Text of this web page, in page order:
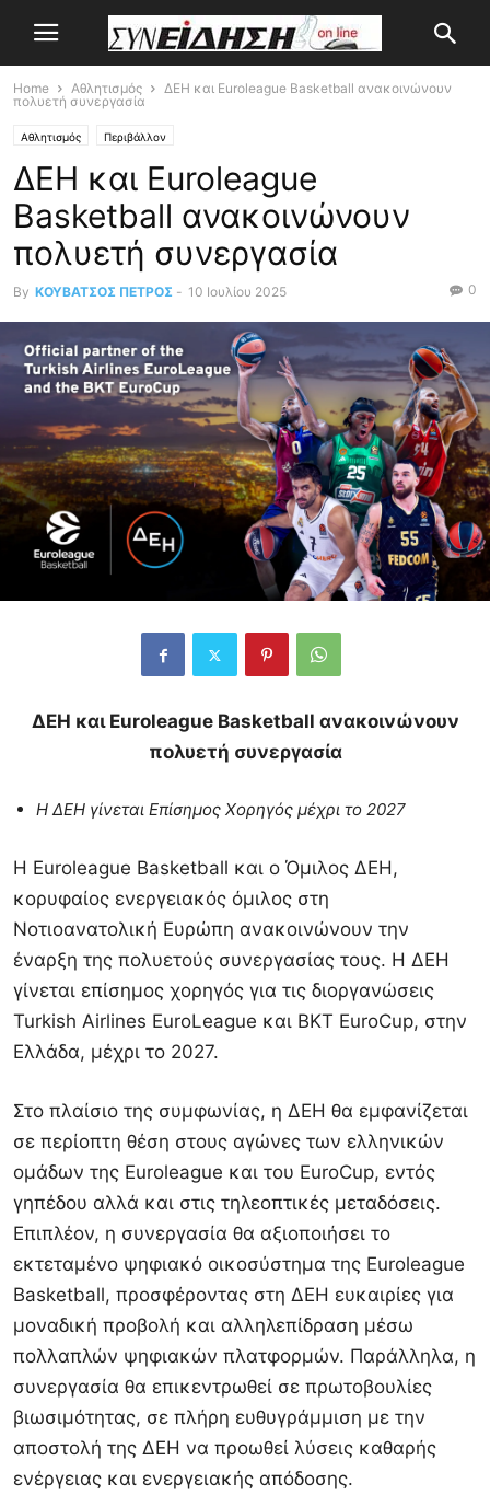
Home Αθλητισμός
ΔΕΗ και Euroleague Basketball ανακοινώνουν
πολυετή συνεργασία
Αθλητισμός Περιβάλλον
ΔΕΗ και Euroleague
Basketball ανακοινώνουν
πολυετή συνεργασία
By ΚΟΥΒΑΤΣΟΣ ΠΕΤΡΟΣ - 10 Ιουλίου 2025 0
ΔΕΗ και Euroleague Basketball ανακοινώνουν
πολυετή συνεργασία
Η ΔΕΗ γίνεται Επίσημος Χορηγός μέχρι το 2027
Η Euroleague Basketball και ο Όμιλος ΔΕΗ,
κορυφαίος ενεργειακός όμιλος στη
Νοτιοανατολική Ευρώπη ανακοινώνουν την
έναρξη της πολυετούς συνεργασίας τους. Η ΔΕΗ
γίνεται επίσημος χορηγός για τις διοργανώσεις
Turkish Airlines EuroLeague και BKT EuroCup, στην
Ελλάδα, μέχρι το 2027.
Στο πλαίσιο της συμφωνίας, η ΔΕΗ θα εμφανίζεται
σε περίοπτη θέση στους αγώνες των ελληνικών
ομάδων της Euroleague και του EuroCup, εντός
γηπέδου αλλά και στις τηλεοπτικές μεταδόσεις.
Επιπλέον, η συνεργασία θα αξιοποιήσει το
εκτεταμένο ψηφιακό οικοσύστημα της Euroleague
Basketball, προσφέροντας στη ΔΕΗ ευκαιρίες για
μοναδική προβολή και αλληλεπίδραση μέσω
πολλαπλών ψηφιακών πλατφορμών. Παράλληλα, η
συνεργασία θα επικεντρωθεί σε πρωτοβουλίες
βιωσιμότητας, σε πλήρη ευθυγράμμιση με την
αποστολή της ΔΕΗ να προωθεί λύσεις καθαρής
ενέργειας και ενεργειακής απόδοσης.